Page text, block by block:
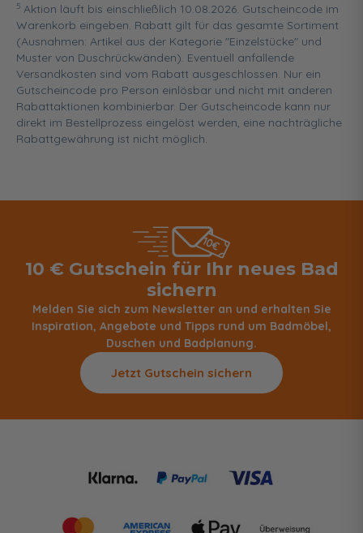
5 Aktion läuft bis einschließlich 10.08.2026. Gutscheincode im
Warenkorb eingeben. Rabatt gilt für das gesamte Sortiment
(Ausnahmen: Artikel aus der Kategorie "Einzelstücke" und
Muster von Duschrückwänden). Eventuell anfallende
Versandkosten sind vom Rabatt ausgeschlossen. Nur ein
Gutscheincode pro Person einlösbar und nicht mit anderen
Rabattaktionen kombinierbar. Der Gutscheincode kann nur
direkt im Bestellprozess eingelöst werden, eine nachträgliche
Rabattgewährung ist nicht möglich.
10 € Gutschein für Ihr neues Bad
sichern
Melden Sie sich zum Newsletter an und erhalten Sie
Inspiration, Angebote und Tipps rund um Badmöbel,
Duschen und Badplanung.
Jetzt Gutschein sichern